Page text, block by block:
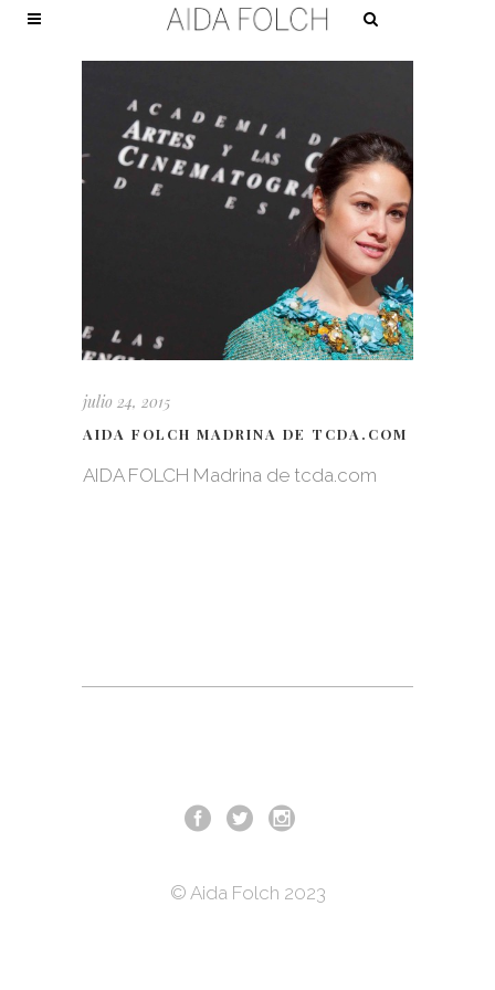
julio 24, 2015
AIDA FOLCH MADRINA DE TCDA.COM
AIDA FOLCH Madrina de tcda.com
© Aida Folch 2023